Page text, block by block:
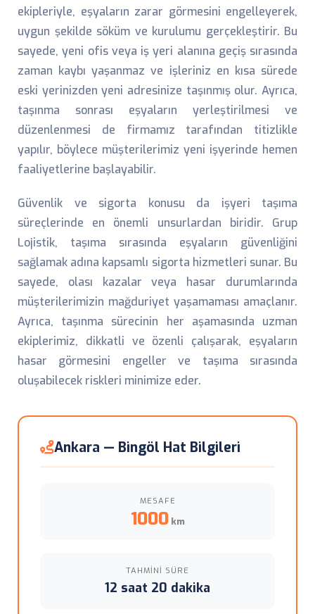
ekipleriyle, eşyaların zarar görmesini engelleyerek,
uygun şekilde söküm ve kurulumu gerçekleştirir. Bu
sayede, yeni ofis veya iş yeri alanına geçiş sırasında
zaman kaybı yaşanmaz ve işleriniz en kısa sürede
eski yerinizden yeni adresinize taşınmış olur. Ayrıca,
taşınma sonrası eşyaların yerleştirilmesi ve
düzenlenmesi de firmamız tarafından titizlikle
yapılır, böylece müşterilerimiz yeni işyerinde hemen
faaliyetlerine başlayabilir.
Güvenlik ve sigorta konusu da işyeri taşıma
süreçlerinde en önemli unsurlardan biridir. Grup
Lojistik, taşıma sırasında eşyaların güvenliğini
sağlamak adına kapsamlı sigorta hizmetleri sunar. Bu
sayede, olası kazalar veya hasar durumlarında
müşterilerimizin mağduriyet yaşamaması amaçlanır.
Ayrıca, taşınma sürecinin her aşamasında uzman
ekiplerimiz, dikkatli ve özenli çalışarak, eşyaların
hasar görmesini engeller ve taşıma sırasında
oluşabilecek riskleri minimize eder.
Ankara — Bingöl Hat Bilgileri
MESAFE
1000 km
TAHMINI SÜRE
12 saat 20 dakika